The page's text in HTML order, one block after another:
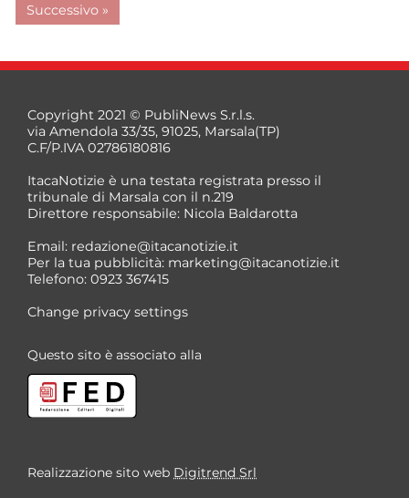
Successivo »
Copyright 2021 © PubliNews S.r.l.s.
via Amendola 33/35, 91025, Marsala(TP)
C.F/P.IVA 02786180816
ItacaNotizie è una testata registrata presso il
tribunale di Marsala con il n.219
Direttore responsabile: Nicola Baldarotta
Email: redazione@itacanotizie.it
Per la tua pubblicità: marketing@itacanotizie.it
Telefono: 0923 367415
Change privacy settings
Questo sito è associato alla
Realizzazione sito web Digitrend Srl